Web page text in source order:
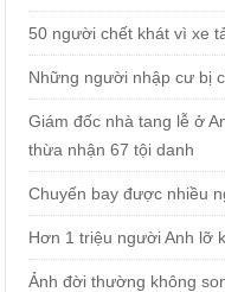
50 người chết khát vì xe
Những người nhập cư bị
Giám đốc nhà tang lễ ở
thừa nhận 67 tội danh
Chuyến bay được nhiều
Hơn 1 triệu người Anh lỡ
Ảnh đời thường không